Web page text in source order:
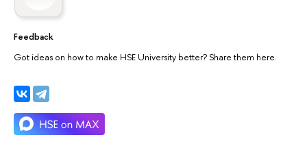
Feedback
Got ideas on how to make HSE University better? Share them here.